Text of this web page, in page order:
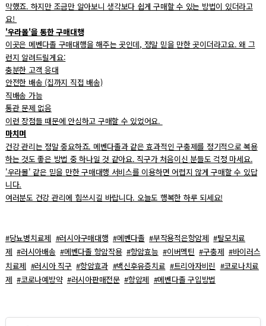
막했죠. 하지만 조금만 알아보니 생각보다 쉽게 구매할 수 있는 방법이 있더라고
요!
'우라몰'을 통한 구매대행
이곳은 메벤다졸 구매대행을 해주는 곳인데, 정말 믿을 만한 곳이더라고요. 왜 그
런지 알려드릴게요:
충분한 고객 응대
안전한 배송 (집까지 직접 배송)
직배송 가능
통관 문제 없음
이런 장점들 때문에 안심하고 구매할 수 있었어요.
마치며
건강 관리는 정말 중요하죠. 메벤다졸과 같은 효과적인 구충제를 정기적으로 복용
하는 것도 좋은 방법 중 하나일 것 같아요. 직구가 처음이신 분들도 걱정 마세요.
'우라몰' 같은 믿을 만한 구매대행 서비스를 이용하면 어렵지 않게 구매할 수 있답
니다.
여러분도 건강 관리에 힘쓰시길 바랍니다. 오늘도 행복한 하루 되세요!
#당뇨병치료제 #러시아구매대행 #메벤다졸 #부작용적은항암제 #탈모치료
제 #러시아배송 #메벤다졸 항암작용 #항암효능 #이버멕틴 #구충제 #바이러스
치료제 #러시아 직구 #항암효과 #백신후유증치료 #트리아자비린 #코로나치료
제 #코로나예방약 #러시아판매전문 #항암제 #메벤다졸 구입방법